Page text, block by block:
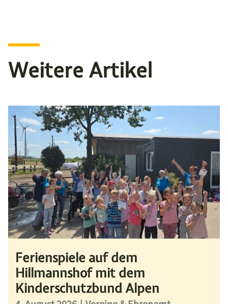
Weitere Artikel
Ferienspiele auf dem
Hillmannshof mit dem
Kinderschutzbund Alpen